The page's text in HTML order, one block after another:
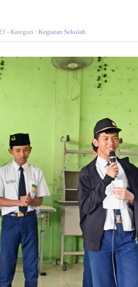
- Kategori : Kegiatan Sekolah